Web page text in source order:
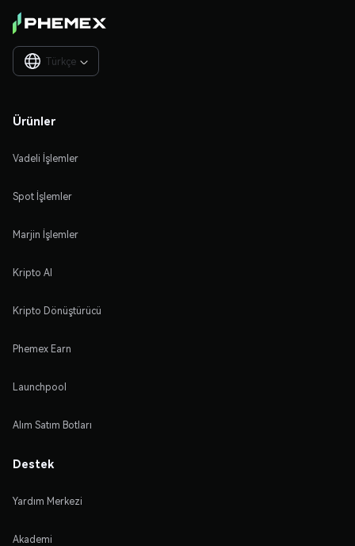
Türkçe 
Ürünler
Vadeli İşlemler
Spot İşlemler
Marjin İşlemler
Kripto Al
Kripto Dönüştürücü
Phemex Earn
Launchpool
Alım Satım Botları
Destek
Yardım Merkezi
Akademi